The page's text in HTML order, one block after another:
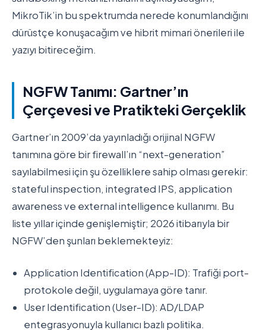
MikroTik’in bu spektrumda nerede konumlandığını
dürüstçe konuşacağım ve hibrit mimari önerileri ile
yazıyı bitireceğim.
NGFW Tanımı: Gartner’ın
Çerçevesi ve Pratikteki Gerçeklik
Gartner’ın 2009’da yayınladığı orijinal NGFW
tanımına göre bir firewall’ın “next-generation”
sayılabilmesi için şu özelliklere sahip olması gerekir:
stateful inspection, integrated IPS, application
awareness ve external intelligence kullanımı. Bu
liste yıllar içinde genişlemiştir; 2026 itibarıyla bir
NGFW’den şunları beklemekteyiz:
Application Identification (App-ID): Trafiği port-
protokole değil, uygulamaya göre tanır.
User Identification (User-ID): AD/LDAP
entegrasyonuyla kullanıcı bazlı politika.